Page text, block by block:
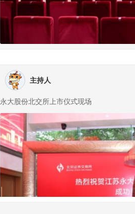
主持人
永大股份北交所上市仪式现场